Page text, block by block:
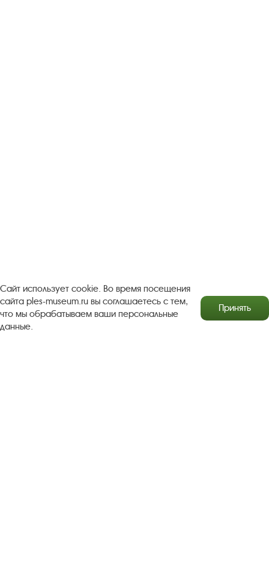
Антикоррупционная деятельность
Сайт использует cookie. Во время посещения
сайта ples-museum.ru вы соглашаетесь с тем,
что мы обрабатываем ваши персональные
данные.
Принять